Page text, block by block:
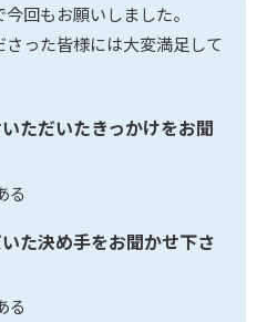
回もお願いしました。
った皆様には大変満足して
ただいたきっかけをお聞
る
た決め手をお聞かせ下さ
る